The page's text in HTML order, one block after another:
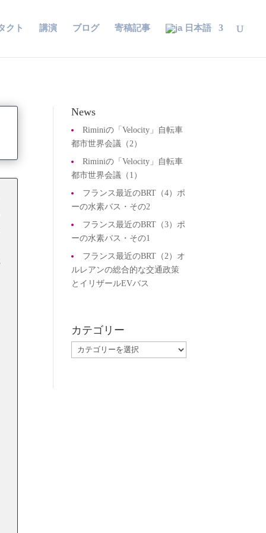
クト 講演 ブログ 寄稿記事 日本語
News
Riminiの「Velocity」自転車
都市世界会議（2）
Riminiの「Velocity」自転車
都市世界会議（1）
フランス最近のBRT（4）ポ
ーの水素バス・その2
フランス最近のBRT（3）ポ
ーの水素バス・その1
フランス最近のBRT（2）オ
ルレアンの総合的な交通政策
とイリザールEVバス
カテゴリー
カ